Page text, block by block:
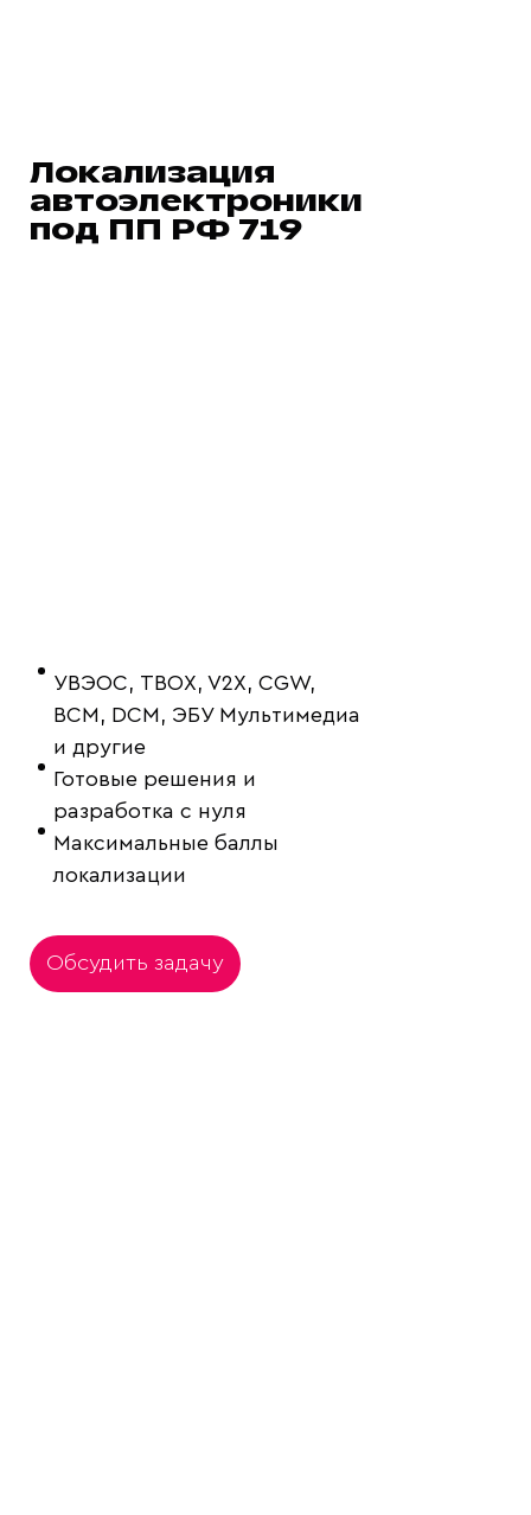
УВЭОС, TBOX, V2X, CGW,
BCM, DCM, ЭБУ Мультимедиа
и другие
Готовые решения и
разработка с нуля
Максимальные баллы
локализации
Обсудить задачу
Локализация
автоэлектроники
под ПП РФ 719